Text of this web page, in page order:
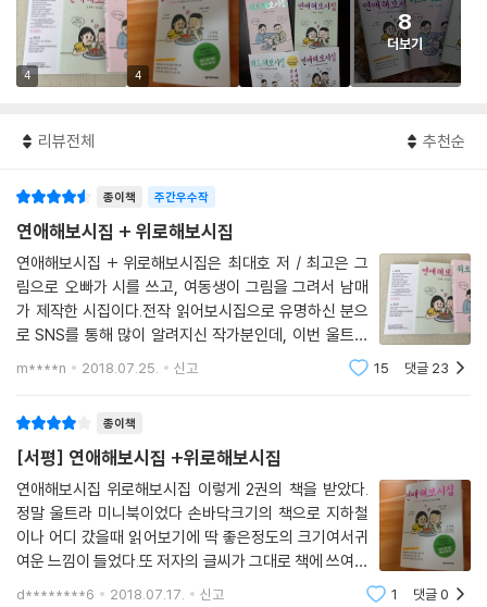
4 4
8
더보기
리뷰전체 추천순
종이책 주간우수작
연애해보시집 + 위로해보시집
연애해보시집 + 위로해보시집은 최대호 저 / 최고은 그
림으로 오빠가 시를 쓰고, 여동생이 그림을 그려서 남매
가 제작한 시집이다.전작 읽어보시집으로 유명하신 분으
로 SNS를 통해 많이 알려지신 작가분인데, 이번 울트라
모이스처 미니북을 통해 처음으로 만나볼 기회를 가지게
되었다.한권으로 보이지만 사실 2권의 미니 시집을 책 표
m****n 2018.07.25. 신고 15 댓글 23
종이책
[서평] 연애해보시집 +위로해보시집
연애해보시집 위로해보시집 이렇게 2권의 책을 받았다.
정말 울트라 미니북이었다 손바닥크기의 책으로 지하철
이나 어디 갔을때 읽어보기에 딱 좋은정도의 크기여서귀
여운 느낌이 들었다.또 저자의 글씨가 그대로 책에 쓰여있
어서 아 작가 글씨가 이렇구나~! 라는 생각도 들게되었
d********6 2018.07.17. 신고 1 댓글0